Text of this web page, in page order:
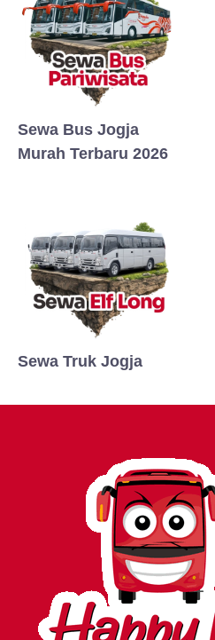
Sewa Bus Jogja
Murah Terbaru 2026
Sewa Truk Jogja